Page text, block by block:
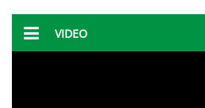
VIDEO